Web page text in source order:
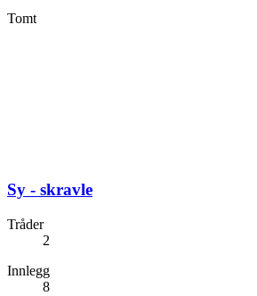
Tomt
Sy - skravle
Tråder
2
Innlegg
8